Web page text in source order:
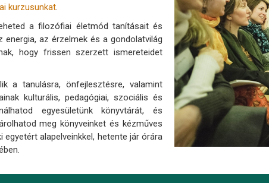
kurzusunkat.
a filozófiai életmód tanításait és
az érzelmek és a gondolatvilág
hogy frissen szerzett ismereteidet
a tanulásra, önfejlesztésre, valamint
kulturális, pedagógiai, szociális és
egyesületünk könyvtárát, és
meg könyveinket és kézműves
alapelveinkkel, hetente jár órára